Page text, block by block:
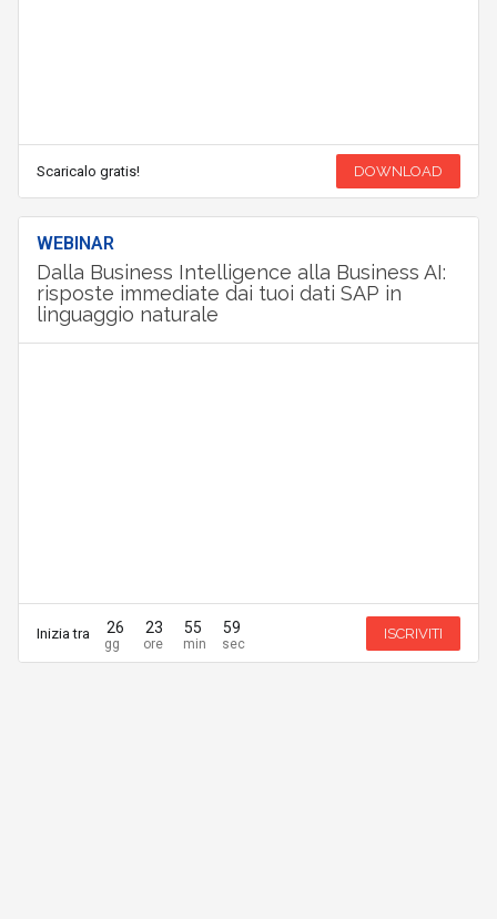
Scaricalo gratis! DOWNLOAD
WEBINAR
Dalla Business Intelligence alla Business AI:
risposte immediate dai tuoi dati SAP in
linguaggio naturale
Inizia tra 26 23 55 59 ISCRIVITI